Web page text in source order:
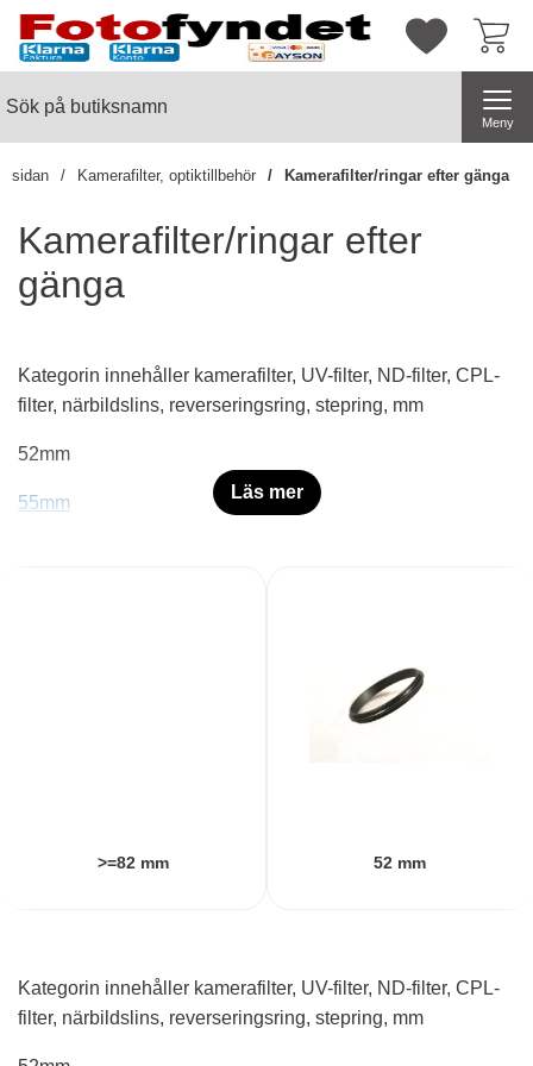
Startsidan för butiksnamn
Mina
Meny
Kamerafilter, optiktillbehör Kamerafilter/ringar efter gänga
Kamerafilter/ringar efter
gänga
Läs mer
Kategorin innehåller kamerafilter, UV-filter, ND-filter, CPL-
filter, närbildslins, reverseringsring, stepring, mm
52mm
55mm
>=82 mm 52 mm
Kategorin innehåller kamerafilter, UV-filter, ND-filter, CPL-
filter, närbildslins, reverseringsring, stepring, mm